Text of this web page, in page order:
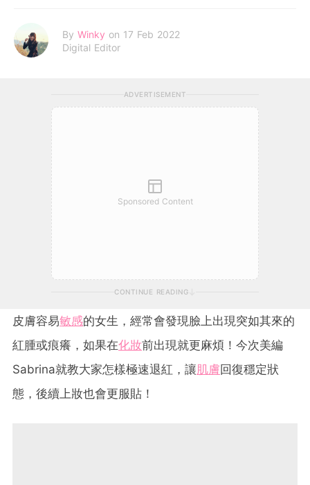
By Winky on 17 Feb 2022
Digital Editor
ADVERTISEMENT
Sponsored Content
CONTINUE READING
皮膚容易敏感的女生，經常會發現臉上出現突如其來的
紅腫或痕癢，如果在化妝前出現就更麻煩！今次美編
Sabrina就教大家怎樣極速退紅，讓肌膚回復穩定狀
態，後續上妝也會更服貼！